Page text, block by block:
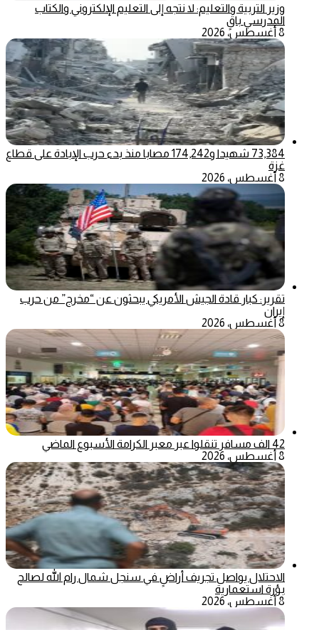
وزير التربية والتعليم: لا نتجه إلى التعليم الإلكتروني والكتاب
المدرسي باقٍ
8 أغسطس، 2026
73,384 شهيدا و174,242 مصابا منذ بدء حرب الإبادة على قطاع
غزة
8 أغسطس، 2026
تقرير: كبار قادة الجيش الأمريكي يبحثون عن “مخرج” من حرب
إيران
8 أغسطس، 2026
42 الف مسافر تنقلوا عبر معبر الكرامة الأسبوع الماضي
8 أغسطس، 2026
الاحتلال يواصل تجريف أراضٍ في سنجل شمال رام الله لصالح
بؤرة استعمارية
8 أغسطس، 2026